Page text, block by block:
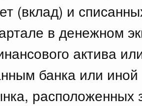
(вклад) и
в денежном
актива
банка или иной
расположенных